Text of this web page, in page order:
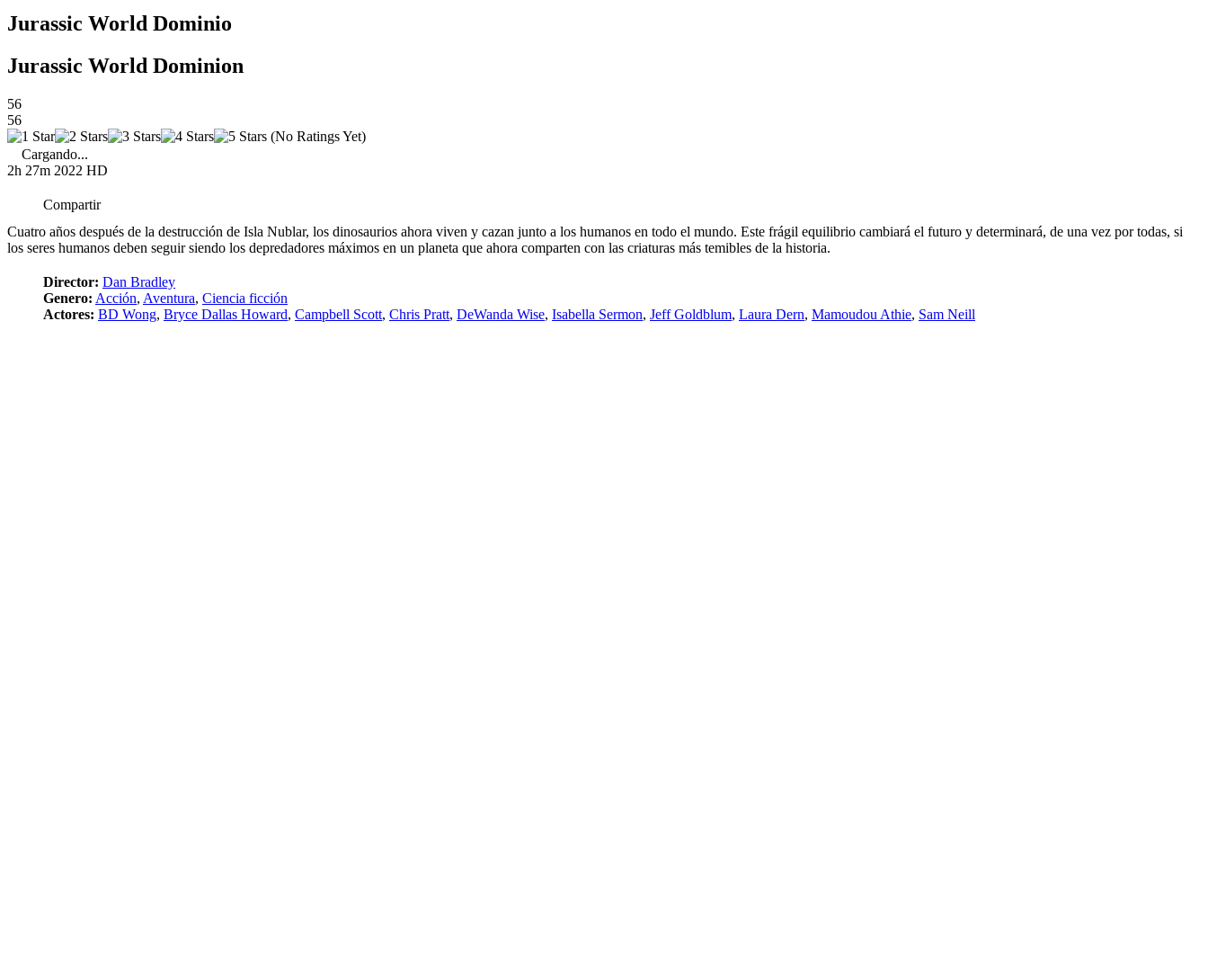
Jurassic World Dominio
Jurassic World Dominion
56
56
(No Ratings Yet)
Cargando...
2h 27m 2022 HD
Compartir
Cuatro años después de la destrucción de Isla Nublar, los dinosaurios ahora viven y cazan junto a los humanos en todo el mundo. Este frágil equilibrio cambiará el futuro y determinará, de una vez por todas, si
los seres humanos deben seguir siendo los depredadores máximos en un planeta que ahora comparten con las criaturas más temibles de la historia.
Director: Dan Bradley
Genero: Acción, Aventura, Ciencia ficción
Actores: BD Wong, Bryce Dallas Howard, Campbell Scott, Chris Pratt, DeWanda Wise, Isabella Sermon, Jeff Goldblum, Laura Dern, Mamoudou Athie, Sam Neill